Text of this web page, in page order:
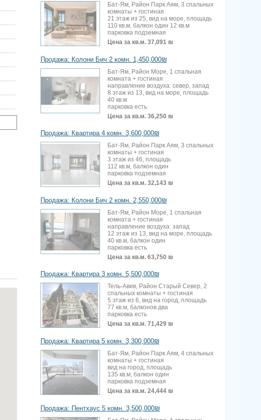
Бат-Ям, Район Парк Аям, 3 спальных
комнаты + гостиная
21 этаж из 25, вид на море, площадь
110 кв.м, балкон один 12 кв.м
парковка подземная
Цена за кв.м. 37,091 ₪
Продажа: Колони Бич 2 комн. 1,450,000₪
Бат-Ям, Район Море, 1 спальная
комната + гостиная
направление воздуха: север, запад
8 этаж из 13, вид на море, площадь
40 кв.м
парковка есть
Цена за кв.м. 36,250 ₪
Продажа: Квартира 4 комн. 3,600,000₪
Бат-Ям, Район Парк Аям, 3 спальных
комнаты + гостиная
3 этаж из 46, площадь
112 кв.м, балкон один
парковка подземная
Цена за кв.м. 32,143 ₪
Продажа: Колони Бич 2 комн. 2,550,000₪
Бат-Ям, Район Море, 1 спальная
комната + гостиная
направление воздуха: запад
12 этаж из 13, вид на море, площадь
40 кв.м, балкон один
парковка есть
Цена за кв.м. 63,750 ₪
Продажа: Квартира 3 комн. 5,500,000₪
Тель-Авив, Район Старый Север, 2
спальных комнаты + гостиная
5 этаж из 6, вид на город, площадь
77 кв.м, балконов два
парковка есть
Цена за кв.м. 71,429 ₪
Продажа: Квартира 5 комн. 3,300,000₪
Бат-Ям, Район Парк Аям, 4 спальных
комнаты + гостиная
вид на город, площадь
135 кв.м, балкон один
парковка подземная
Цена за кв.м. 24,444 ₪
Продажа: Пентхаус 5 комн. 3,500,000₪